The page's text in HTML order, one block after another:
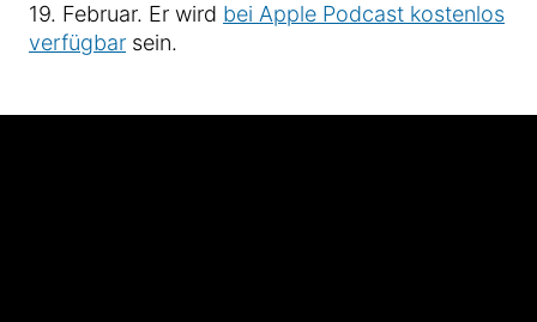
19. Februar. Er wird bei Apple Podcast kostenlos
verfügbar sein.